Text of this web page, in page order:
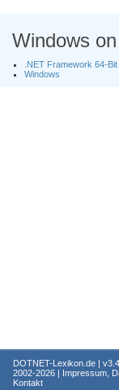
Windows
.NET Framework 64-
Windows
DOTNET-Lexikon.de |
2002-2026 | Impressum,
Kontakt